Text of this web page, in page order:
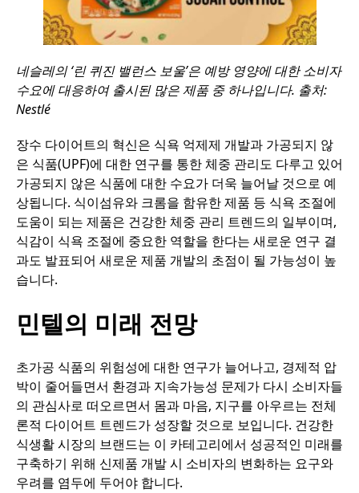
네슬레의 ‘린 퀴진 밸런스 보울’은 예방 영양에 대한 소비자
수요에 대응하여 출시된 많은 제품 중 하나입니다. 출처:
Nestlé
장수 다이어트의 혁신은 식욕 억제제 개발과 가공되지 않
은 식품(UPF)에 대한 연구를 통한 체중 관리도 다루고 있어
가공되지 않은 식품에 대한 수요가 더욱 늘어날 것으로 예
상됩니다. 식이섬유와 크롬을 함유한 제품 등 식욕 조절에
도움이 되는 제품은 건강한 체중 관리 트렌드의 일부이며,
식감이 식욕 조절에 중요한 역할을 한다는 새로운 연구 결
과도 발표되어 새로운 제품 개발의 초점이 될 가능성이 높
습니다.
민텔의 미래 전망
초가공 식품의 위험성에 대한 연구가 늘어나고, 경제적 압
박이 줄어들면서 환경과 지속가능성 문제가 다시 소비자들
의 관심사로 떠오르면서 몸과 마음, 지구를 아우르는 전체
론적 다이어트 트렌드가 성장할 것으로 보입니다. 건강한
식생활 시장의 브랜드는 이 카테고리에서 성공적인 미래를
구축하기 위해 신제품 개발 시 소비자의 변화하는 요구와
우려를 염두에 두어야 합니다.